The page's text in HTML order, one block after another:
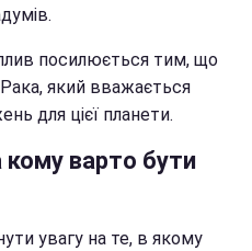
посилюється тим, що
який вважається
для цієї планети.
варто бути
увагу на те, в якому